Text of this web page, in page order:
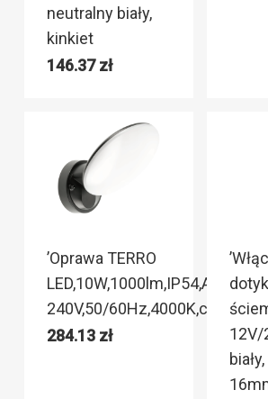
neutralny biały,
kinkiet
146.37zł
’Oprawa TERRO
LED,10W,1000lm,IP54,AC220-
240V,50/60Hz,4000K,czarny
284.13 zł
12V/